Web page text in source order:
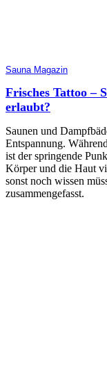
Sauna Magazin
Frisches Tattoo –
erlaubt?
Saunen und
Entspannung.
ist der springende
Körper und die Haut
sonst noch wissen
zusammengefasst.